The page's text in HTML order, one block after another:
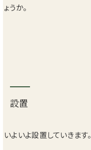
ょうか。
設置
いよいよ設置していきます。